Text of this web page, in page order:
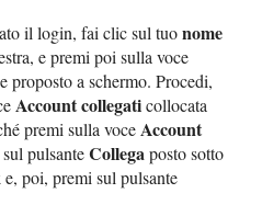
il login, fai clic sul tuonome
e premi poi sulla voce
proposto a schermo. Procedi,
Account collegaticollocata
premi sulla voceAccount
pulsanteCollegaposto sotto
e, poi, premi sul pulsante